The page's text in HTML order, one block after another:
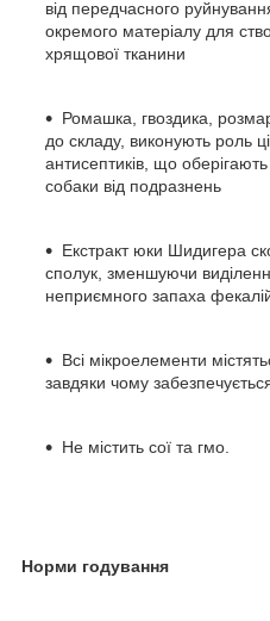
від передчасного
окремого матеріалу для
хрящової тканини
Ромашка, гвоздика,
до складу, виконують роль
антисептиків, що
собаки від подразнень
Екстракт юки Шидигера
сполук, зменшуючи
неприємного запаха
Всі мікроелементи
завдяки чому
Не містить сої та гмо.
Норми годування